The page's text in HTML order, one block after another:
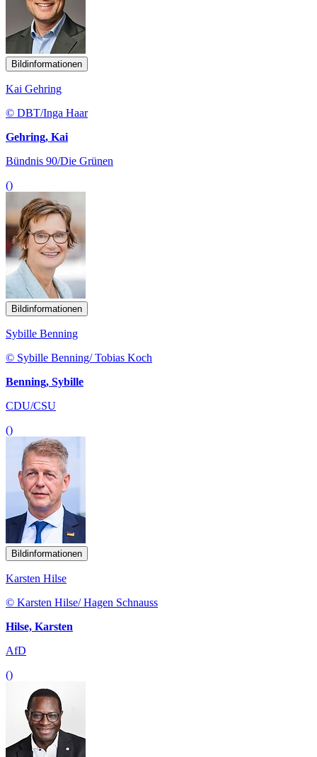
Bildinformationen
Kai Gehring
© DBT/Inga Haar
Gehring, Kai
Bündnis 90/Die Grünen
()
Bildinformationen
Sybille Benning
© Sybille Benning/ Tobias Koch
Benning, Sybille
CDU/CSU
()
Bildinformationen
Karsten Hilse
© Karsten Hilse/ Hagen Schnauss
Hilse, Karsten
AfD
()